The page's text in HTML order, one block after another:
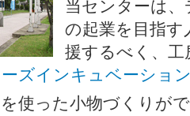
当センターは
の起業を目指す
援するべく、
ズインキュベーショ
使った小物づくりが